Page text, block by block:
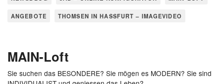
ANGEBOTE THOMSEN IN HASSFURT – IMAGEVIDEO
MAIN-Loft
Sie suchen das BESONDERE? Sie mögen es MODERN? Sie sind